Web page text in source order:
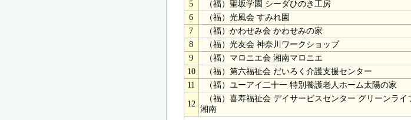
5 （福）聖坂学園 シーダひのき工房
6
（福）光風会 すみれ園
7
（福）かわせみ会 かわせみの家
8
（福）光友会 神奈川ワークショップ
9
（福）マロニエ会 湘南マロニエ
10
（福）第六福祉会 だいろく介護支援センター
11
（福）ユーアイ二十一 特別養護老人ホーム太陽の家
12
（福）喜寿福祉会 デイサービスセンター グリーンライ
湘南